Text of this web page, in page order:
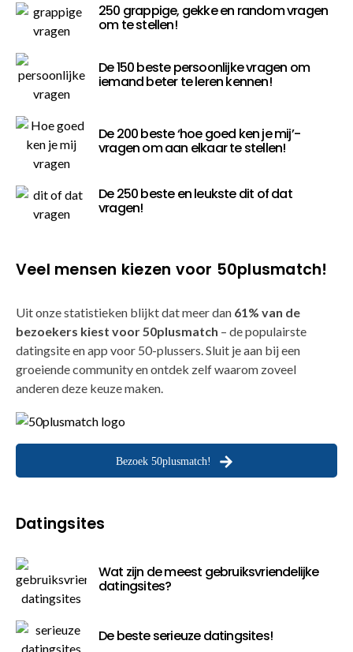
250 grappige, gekke en random vragen
om te stellen!
De 150 beste persoonlijke vragen om
iemand beter te leren kennen!
De 200 beste ‘hoe goed ken je mij’-
vragen om aan elkaar te stellen!
De 250 beste en leukste dit of dat
vragen!
Veel mensen kiezen voor 50plusmatch!
Uit onze statistieken blijkt dat meer dan 61% van de
bezoekers kiest voor 50plusmatch – de populairste
datingsite en app voor 50-plussers. Sluit je aan bij een
groeiende community en ontdek zelf waarom zoveel
anderen deze keuze maken.
Bezoek 50plusmatch!
Datingsites
Wat zijn de meest gebruiksvriendelijke
datingsites?
De beste serieuze datingsites!